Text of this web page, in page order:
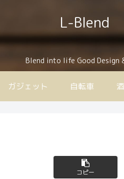
L-Blend
Blend into life Good Design
ガジェット 自転車
コピー